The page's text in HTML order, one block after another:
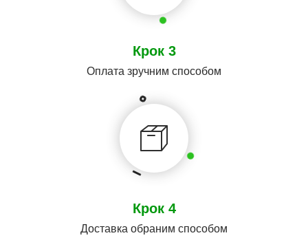
Крок 3
Оплата зручним способом
Крок 4
Доставка обраним способом